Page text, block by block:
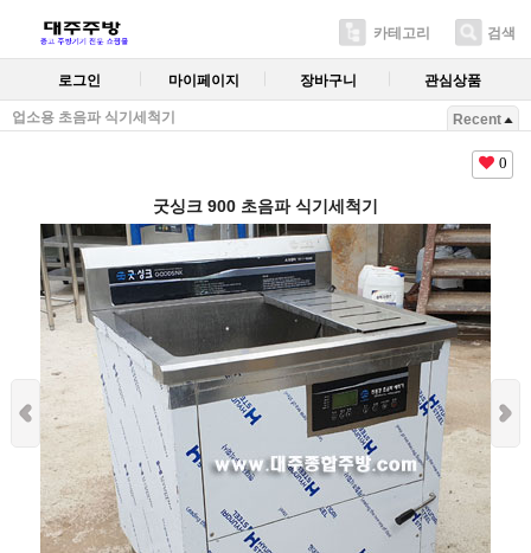
카테고리 검색
로그인 마이페이지 장바구니 관심상품
업소용 초음파 식기세척기 Recent
0
굿싱크 900 초음파 식기세척기